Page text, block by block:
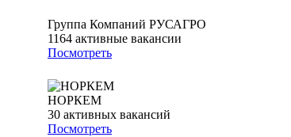
Группа Компаний РУСАГРО
1164 активные вакансии
Посмотреть
НОРКЕМ
30 активных вакансий
Посмотреть